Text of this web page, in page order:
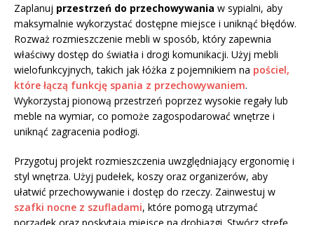
Zaplanuj przestrzeń do przechowywania w sypialni, aby
maksymalnie wykorzystać dostępne miejsce i uniknąć błędów.
Rozważ rozmieszczenie mebli w sposób, który zapewnia
właściwy dostęp do światła i drogi komunikacji. Użyj mebli
wielofunkcyjnych, takich jak łóżka z pojemnikiem na pościel,
które łączą funkcję spania z przechowywaniem.
Wykorzystaj pionową przestrzeń poprzez wysokie regały lub
meble na wymiar, co pomoże zagospodarować wnętrze i
uniknąć zagracenia podłogi.
Przygotuj projekt rozmieszczenia uwzględniający ergonomię i
styl wnętrza. Użyj pudełek, koszy oraz organizerów, aby
ułatwić przechowywanie i dostęp do rzeczy. Zainwestuj w
szafki nocne z szufladami, które pomogą utrzymać
porządek oraz poskytają miejsce na drobiazgi. Stwórz strefę